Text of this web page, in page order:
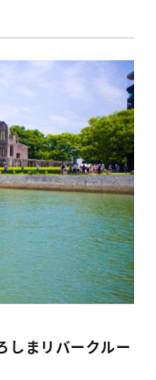
しまリバークルー